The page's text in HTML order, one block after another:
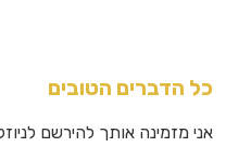
כל הדברים הטובים
אני מזמינה אותך להירשם